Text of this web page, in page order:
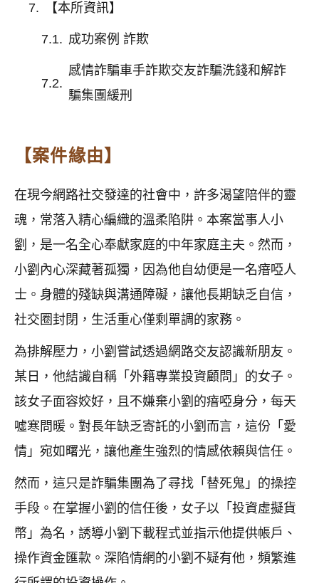
【本所資訊】
成功案例 詐欺
感情詐騙車手詐欺交友詐騙洗錢和解詐
騙集團緩刑
【案件緣由】
在現今網路社交發達的社會中，許多渴望陪伴的靈
魂，常落入精心編織的溫柔陷阱。本案當事人小
劉，是一名全心奉獻家庭的中年家庭主夫。然而，
小劉內心深藏著孤獨，因為他自幼便是一名瘖啞人
士。身體的殘缺與溝通障礙，讓他長期缺乏自信，
社交圈封閉，生活重心僅剩單調的家務。
為排解壓力，小劉嘗試透過網路交友認識新朋友。
某日，他結識自稱「外籍專業投資顧問」的女子。
該女子面容姣好，且不嫌棄小劉的瘖啞身分，每天
噓寒問暖。對長年缺乏寄託的小劉而言，這份「愛
情」宛如曙光，讓他產生強烈的情感依賴與信任。
然而，這只是詐騙集團為了尋找「替死鬼」的操控
手段。在掌握小劉的信任後，女子以「投資虛擬貨
幣」為名，誘導小劉下載程式並指示他提供帳戶、
操作資金匯款。深陷情網的小劉不疑有他，頻繁進